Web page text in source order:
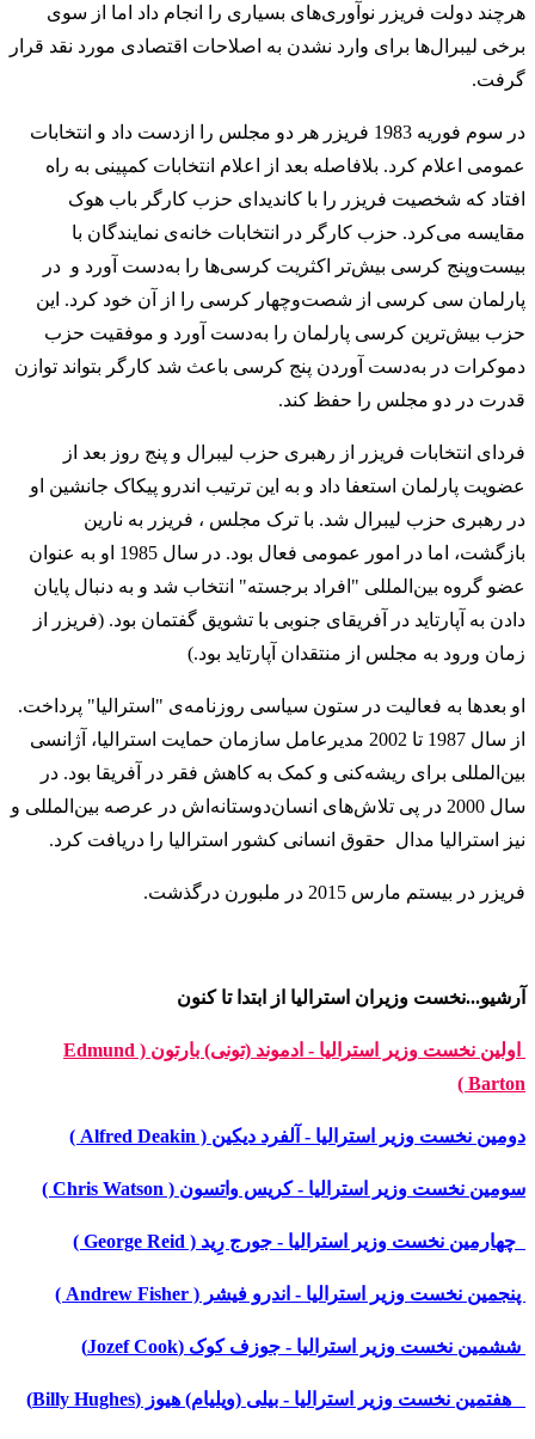
هرچند دولت فریزر نوآوری‌های بسیاری را انجام داد اما از سوی
برخی لیبرال‌ها برای وارد نشدن به اصلاحات اقتصادی مورد نقد قرار
گرفت.
در سوم فوریه 1983 فریزر هر دو مجلس را ازدست داد و انتخابات
عمومی اعلام کرد. بلافاصله بعد از اعلام انتخابات کمپینی به راه
افتاد که شخصیت فریزر را با کاندیدای حزب کارگر باب هوک
مقایسه می‌کرد. حزب کارگر در انتخابات خانه‌ی نمایندگان با
بیست‌وپنج کرسی بیش‌تر اکثریت کرسی‌ها را به‌دست آورد و در
پارلمان سی کرسی از شصت‌وچهار کرسی را از آن خود کرد. این
حزب بیش‌ترین کرسی پارلمان را به‌دست آورد و موفقیت حزب
دموکرات در به‌‌دست آوردن پنج کرسی باعث شد کارگر بتواند توازن
قدرت در دو مجلس را حفظ کند.
فردای انتخابات فریزر از رهبری حزب لیبرال و پنج روز بعد از
عضویت پارلمان استعفا داد و به این ترتیب اندرو پیکاک جانشین او
در رهبری حزب لیبرال شد. با ترک مجلس ، فریزر به نارین
بازگشت، اما در امور عمومی فعال بود. در سال 1985 او به عنوان
عضو گروه بین‌المللی "افراد برجسته" انتخاب شد و به دنبال پایان
دادن به آپارتاید در آفریقای جنوبی با تشویق گفتمان بود. (فریزر از
زمان ورود به مجلس از منتقدان آپارتاید بود.)
او بعدها به فعالیت در ستون سیاسی روزنامه‌ی "استرالیا" پرداخت.
از سال 1987 تا 2002 مدیرعامل سازمان حمایت استرالیا، آژانسی
بین‌المللی برای ریشه‌کنی و کمک به کاهش فقر در آفریقا بود. در
سال 2000 در پی تلاش‌های انسان‌دوستانه‌اش در عرصه بین‌المللی و
نیز استرالیا مدال حقوق انسانی کشور استرالیا را دریافت کرد.
فریزر در بیستم مارس 2015 در ملبورن درگذشت.
آرشیو...نخست وزیران استرالیا از ابتدا تا کنون
اولین نخست وزیر استرالیا - ادموند (تونی) بارتون ( Edmund
Barton )
دومین نخست وزیر استرالیا - آلفرد دیکین ( Alfred Deakin )
سومین نخست وزیر استرالیا - کریس واتسون ( Chris Watson )
چهارمین نخست وزیر استرالیا - جورج رِید ( George Reid )
پنجمین نخست وزیر استرالیا - اندرو فیشر ( Andrew Fisher )
ششمین نخست وزیر استرالیا - جوزف کوک (Jozef Cook)
هفتمین نخست وزیر استرالیا - بیلی (ویلیام) هیوز (Billy Hughes)